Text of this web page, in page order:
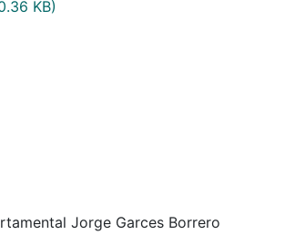
KB)
Jorge Garces Borrero